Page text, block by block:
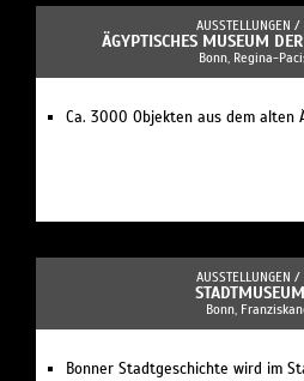
AUSSTELLUNGEN /
ÄGYPTISCHES MUSEUM
Bonn, Regina-
Ca. 3000 Objekten aus dem alten
AUSSTELLUNGEN /
Bonn,
Bonner Stadtgeschichte wird im